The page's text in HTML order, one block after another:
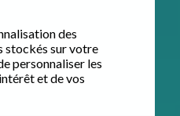
des
stockés sur votre
personnaliser les
et de vos